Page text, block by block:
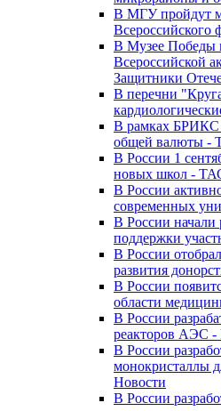
В МГУ пройдут
В Музее Победы
Всероссийской
Защитники
В перечни
В рамках БРИКС
общей валюты -
В России 1
новых школ -
В России активно
современных
В России начали
поддержки
В России
развития
В России
области
В России
реакторов АЭС
В России
монокристаллы
Новости
В России